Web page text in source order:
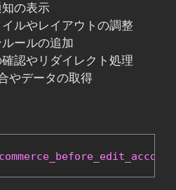
の表示
ルやレイアウトの調整
ールの追加
認やリダイレクト処理
やデータの取得